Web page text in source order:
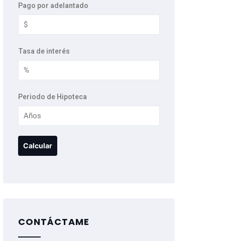
Pago por adelantado
Tasa de interés
Periodo de Hipoteca
CONTÁCTAME